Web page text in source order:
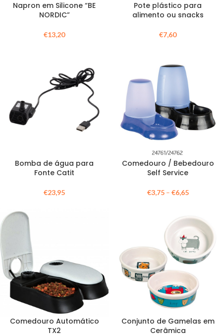
Napron em Silicone “BE
NORDIC”
€13,20
Pote plástico para
alimento ou snacks
€7,60
Bomba de água para
Fonte Catit
€23,95
Comedouro / Bebedouro
Self Service
€3,75– €6,65
Comedouro Automático
TX2
Conjunto de Gamelas em
Cerâmica